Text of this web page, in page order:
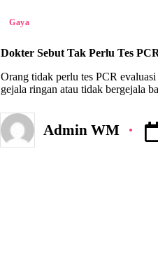
Posted
Gaya
Dokter Sebut Tak Perlu Tes
Orang tidak perlu tes PCR
gejala ringan atau tidak bergejala
Posted
Admin WM